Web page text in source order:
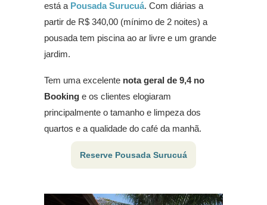
está a Pousada Surucuá. Com diárias a
partir de R$ 340,00 (mínimo de 2 noites) a
pousada tem piscina ao ar livre e um grande
jardim.
Tem uma excelente nota geral de 9,4 no
Booking e os clientes elogiaram
principalmente o tamanho e limpeza dos
quartos e a qualidade do café da manhã.
Reserve Pousada Surucuá